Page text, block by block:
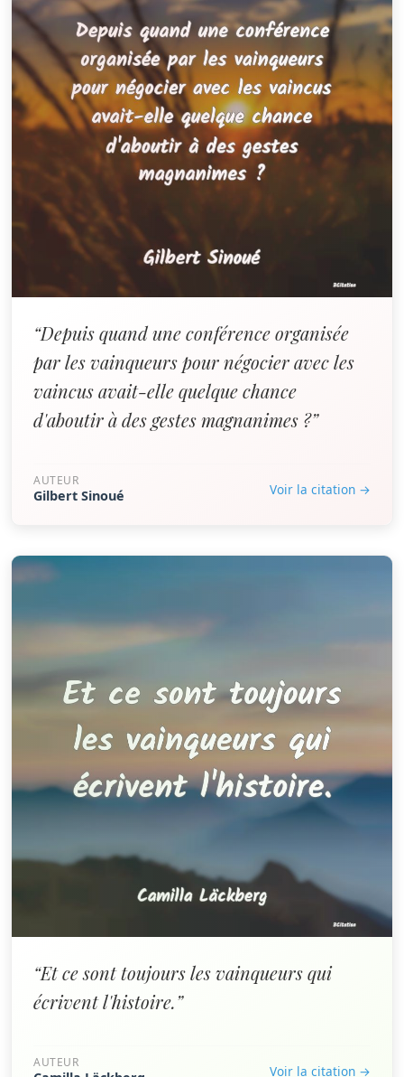
“Depuis quand une conférence organisée
par les vainqueurs pour négocier avec les
vaincus avait-elle quelque chance
d'aboutir à des gestes magnanimes ?”
AUTEUR
Gilbert Sinoué Voir la citation →
“Et ce sont toujours les vainqueurs qui
écrivent l'histoire.”
AUTEUR Voir la citation →